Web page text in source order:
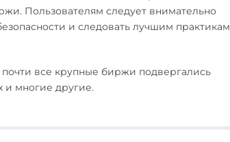
Пользователям следует внимательно
и следовать лучшим практикам
почти все крупные биржи подвергались
и многие другие.